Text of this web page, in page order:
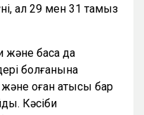
ал 29 мен 31 тамыз
және басқа да
болғанына
және оған қатысы бар
Кәсіби